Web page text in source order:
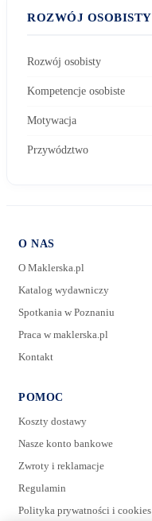
ROZWÓJ OSOBISTY
Rozwój osobisty
Kompetencje osobiste
Motywacja
Przywództwo
O NAS
O Maklerska.pl
Katalog wydawniczy
Spotkania w Poznaniu
Praca w maklerska.pl
Kontakt
POMOC
Koszty dostawy
Nasze konto bankowe
Zwroty i reklamacje
Regulamin
Polityka prywatności i cookies
E-mail: